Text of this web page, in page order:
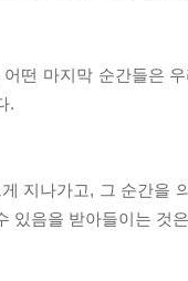
떤 마지막 순간들은
.
게 지나가고, 그 순간
있음을 받아들이는 것